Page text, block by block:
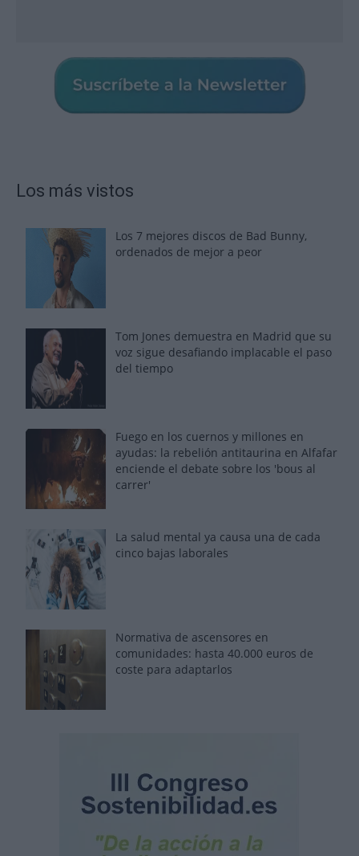
Los más vistos
Los 7 mejores discos de Bad Bunny,
ordenados de mejor a peor
Tom Jones demuestra en Madrid que su
voz sigue desafiando implacable el paso
del tiempo
Fuego en los cuernos y millones en
ayudas: la rebelión antitaurina en Alfafar
enciende el debate sobre los 'bous al
carrer'
La salud mental ya causa una de cada
cinco bajas laborales
Normativa de ascensores en
comunidades: hasta 40.000 euros de
coste para adaptarlos